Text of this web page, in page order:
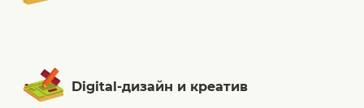
Digital-дизайн и креатив